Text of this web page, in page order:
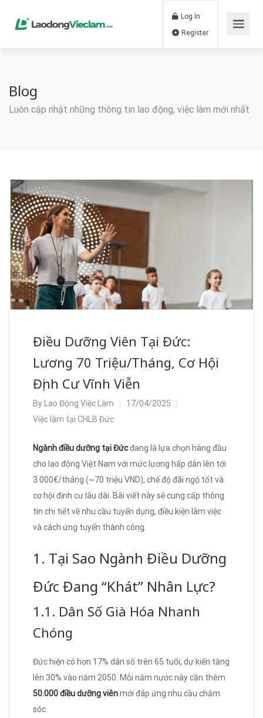
Log In
Blog
Luôn cập nhật những thông tin lao động, việc làm mới nhất
Điều Dưỡng Viên Tại Đức:
Lương 70 Triệu/Tháng, Cơ Hội
Định Cư Vĩnh Viễn
By Lao Động Việc Làm
17/04/2025
Việc làm tại CHLB Đức
Ngành điều dưỡng tại Đứcđang là lựa chọn hàng đầu
cho lao động Việt Nam với mức lương hấp dẫn lên tới
3.000€/tháng (~70 triệu VND), chế độ đãi ngộ tốt và
cơ hội định cư lâu dài. Bài viết này sẽ cung cấp thông
tin chi tiết về nhu cầu tuyển dụng, điều kiện làm việc
và cách ứng tuyển thành công.
1. Tại Sao Ngành Điều Dưỡng
Đức Đang “Khát” Nhân Lực?
1.1. Dân Số Già Hóa Nhanh
Chóng
Đức hiện có hơn 17% dân số trên 65 tuổi, dự kiến tăng
lên 30% vào năm 2050. Mỗi năm nước này cần thêm
50.000 điều dưỡng viênmới đáp ứng nhu cầu chăm
sóc.